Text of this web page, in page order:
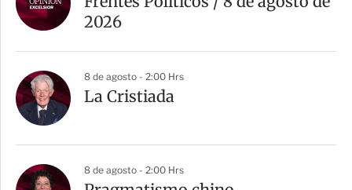
2026
8 de agosto - 2:00 Hrs
La Cristiada
8 de agosto - 2:00 Hrs